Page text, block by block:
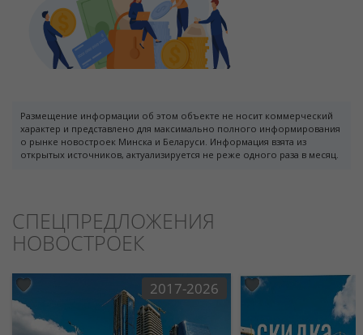
Размещение информации об этом объекте не носит коммерческий
характер и представлено для максимально полного информирования
о рынке новостроек Минска и Беларуси. Информация взята из
открытых источников, актуализируется не реже одного раза в месяц.
СПЕЦПРЕДЛОЖЕНИЯ
НОВОСТРОЕК
2017-2026